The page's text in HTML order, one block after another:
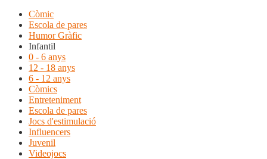
Còmic
Escola de pares
Humor Gràfic
Infantil
0 - 6 anys
12 - 18 anys
6 - 12 anys
Còmics
Entreteniment
Escola de pares
Jocs d'estimulació
Influencers
Juvenil
Videojocs